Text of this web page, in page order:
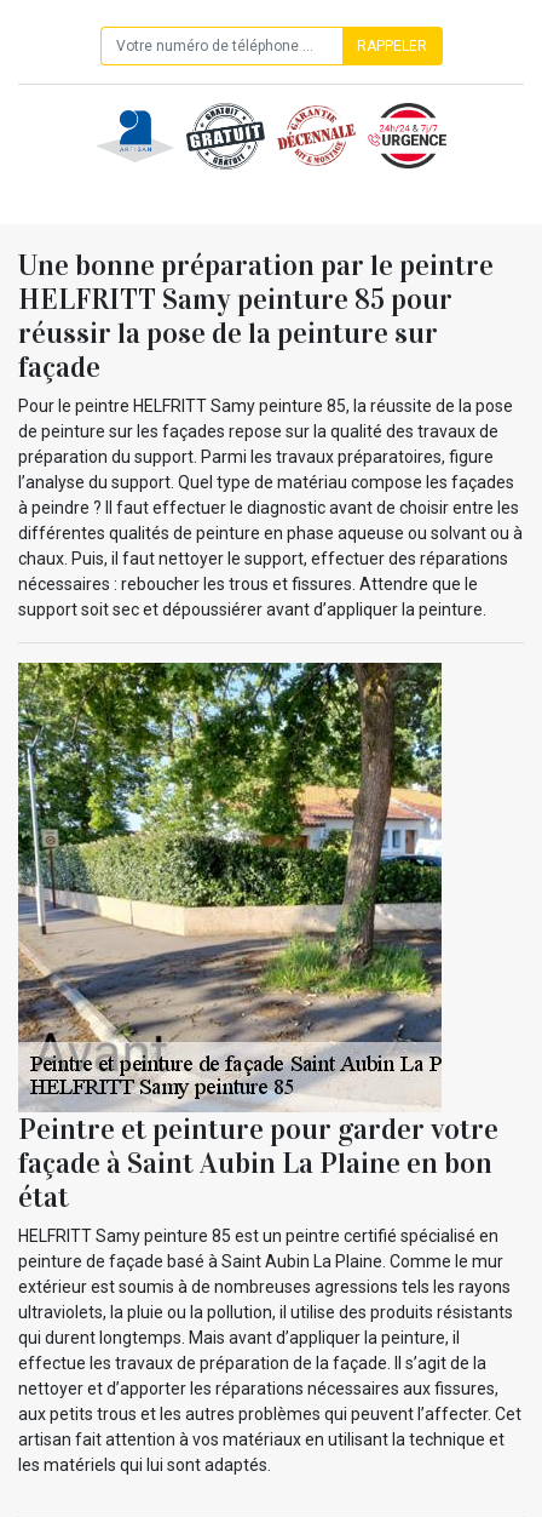
Une bonne préparation par le peintre
HELFRITT Samy peinture 85 pour
réussir la pose de la peinture sur
façade
Pour le peintre HELFRITT Samy peinture 85, la réussite de la pose
de peinture sur les façades repose sur la qualité des travaux de
préparation du support. Parmi les travaux préparatoires, figure
l’analyse du support. Quel type de matériau compose les façades
à peindre ? Il faut effectuer le diagnostic avant de choisir entre les
différentes qualités de peinture en phase aqueuse ou solvant ou à
chaux. Puis, il faut nettoyer le support, effectuer des réparations
nécessaires : reboucher les trous et fissures. Attendre que le
support soit sec et dépoussiérer avant d’appliquer la peinture.
Peintre et peinture pour garder votre
façade à Saint Aubin La Plaine en bon
état
HELFRITT Samy peinture 85 est un peintre certifié spécialisé en
peinture de façade basé à Saint Aubin La Plaine. Comme le mur
extérieur est soumis à de nombreuses agressions tels les rayons
ultraviolets, la pluie ou la pollution, il utilise des produits résistants
qui durent longtemps. Mais avant d’appliquer la peinture, il
effectue les travaux de préparation de la façade. Il s’agit de la
nettoyer et d’apporter les réparations nécessaires aux fissures,
aux petits trous et les autres problèmes qui peuvent l’affecter. Cet
artisan fait attention à vos matériaux en utilisant la technique et
les matériels qui lui sont adaptés.